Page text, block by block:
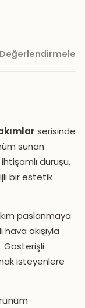
Değerlendirmeler
serisinde
sunan
duruşu,
bir estetik
paslanmaya
akışıyla
Gösterişli
isteyenlere